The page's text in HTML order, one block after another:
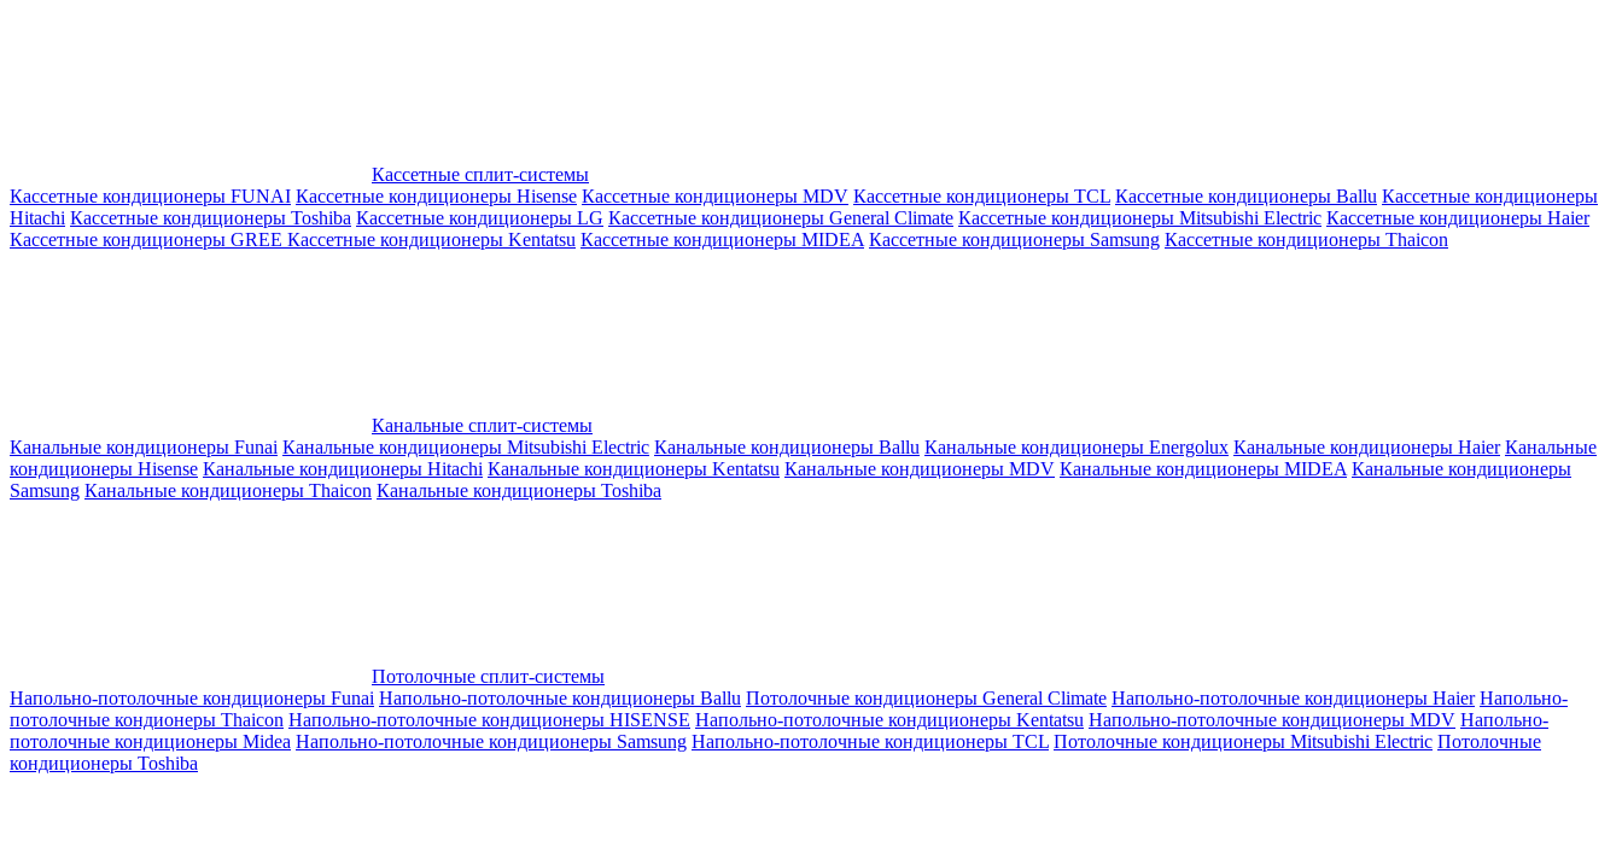
Кассетные сплит-системы
Кассетные кондиционеры FUNAI Кассетные кондиционеры Hisense Кассетные кондиционеры MDV Кассетные кондиционеры TCL Кассетные кондиционеры Ballu Кассетные кондиционеры
Hitachi Кассетные кондиционеры Toshiba Кассетные кондиционеры LG Кассетные кондиционеры General Climate Кассетные кондиционеры Mitsubishi Electric Кассетные кондиционеры Haier
Кассетные кондиционеры GREE Кассетные кондиционеры Kentatsu Кассетные кондиционеры MIDEA Кассетные кондиционеры Samsung Кассетные кондиционеры Thaicon
Канальные сплит-системы
Канальные кондиционеры Funai Канальные кондиционеры Mitsubishi Electric Канальные кондиционеры Ballu Канальные кондиционеры Energolux Канальные кондиционеры Haier Канальные
кондиционеры Hisense Канальные кондиционеры Hitachi Канальные кондиционеры Kentatsu Канальные кондиционеры MDV Канальные кондиционеры MIDEA Канальные кондиционеры
Samsung Канальные кондиционеры Thaicon Канальные кондиционеры Toshiba
Потолочные сплит-системы
Напольно-потолочные кондиционеры Funai Напольно-потолочные кондиционеры Ballu Потолочные кондиционеры General Climate Напольно-потолочные кондиционеры Haier Напольно-
потолочные кондионеры Thaicon Напольно-потолочные кондиционеры HISENSE Напольно-потолочные кондиционеры Kentatsu Напольно-потолочные кондиционеры MDV Напольно-
потолочные кондиционеры Midea Напольно-потолочные кондиционеры Samsung Напольно-потолочные кондиционеры TCL Потолочные кондиционеры Mitsubishi Electric Потолочные
кондиционеры Toshiba